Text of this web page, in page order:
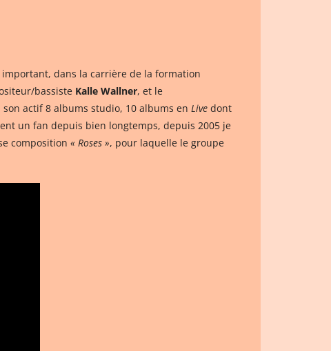
dans la carrière de la formation
bassiste Kalle Wallner, et le
actif 8 albums studio, 10 albums en Live dont
un fan depuis bien longtemps, depuis 2005 je
composition « Roses », pour laquelle le groupe